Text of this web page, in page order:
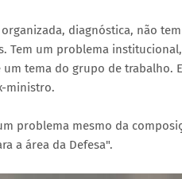
diagnóstica, não
Tem um problema
tema do grupo de trabalho.
ministro.
problema mesmo da
a área da Defesa".